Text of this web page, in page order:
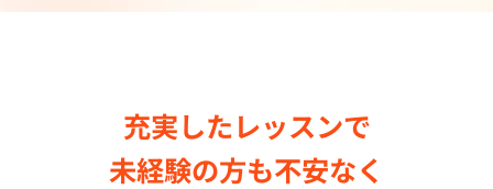
トレーニングセンター一覧
セラピスト募集中の店舗検索
充実したレッスンで
未経験の⽅も不安なく